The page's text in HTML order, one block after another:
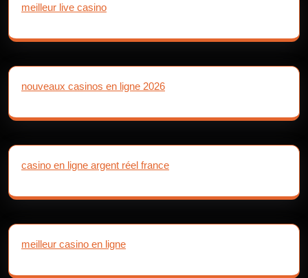
meilleur live casino
nouveaux casinos en ligne 2026
casino en ligne argent réel france
meilleur casino en ligne